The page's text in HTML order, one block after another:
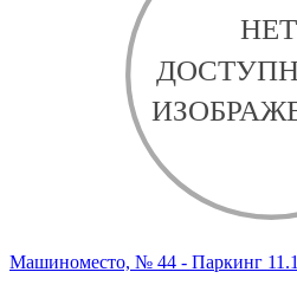
Машиноместо, № 44 - Паркинг 11.1